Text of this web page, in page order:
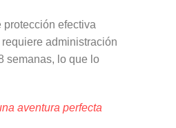
protección efectiva
administración
semanas, lo que lo
aventura perfecta